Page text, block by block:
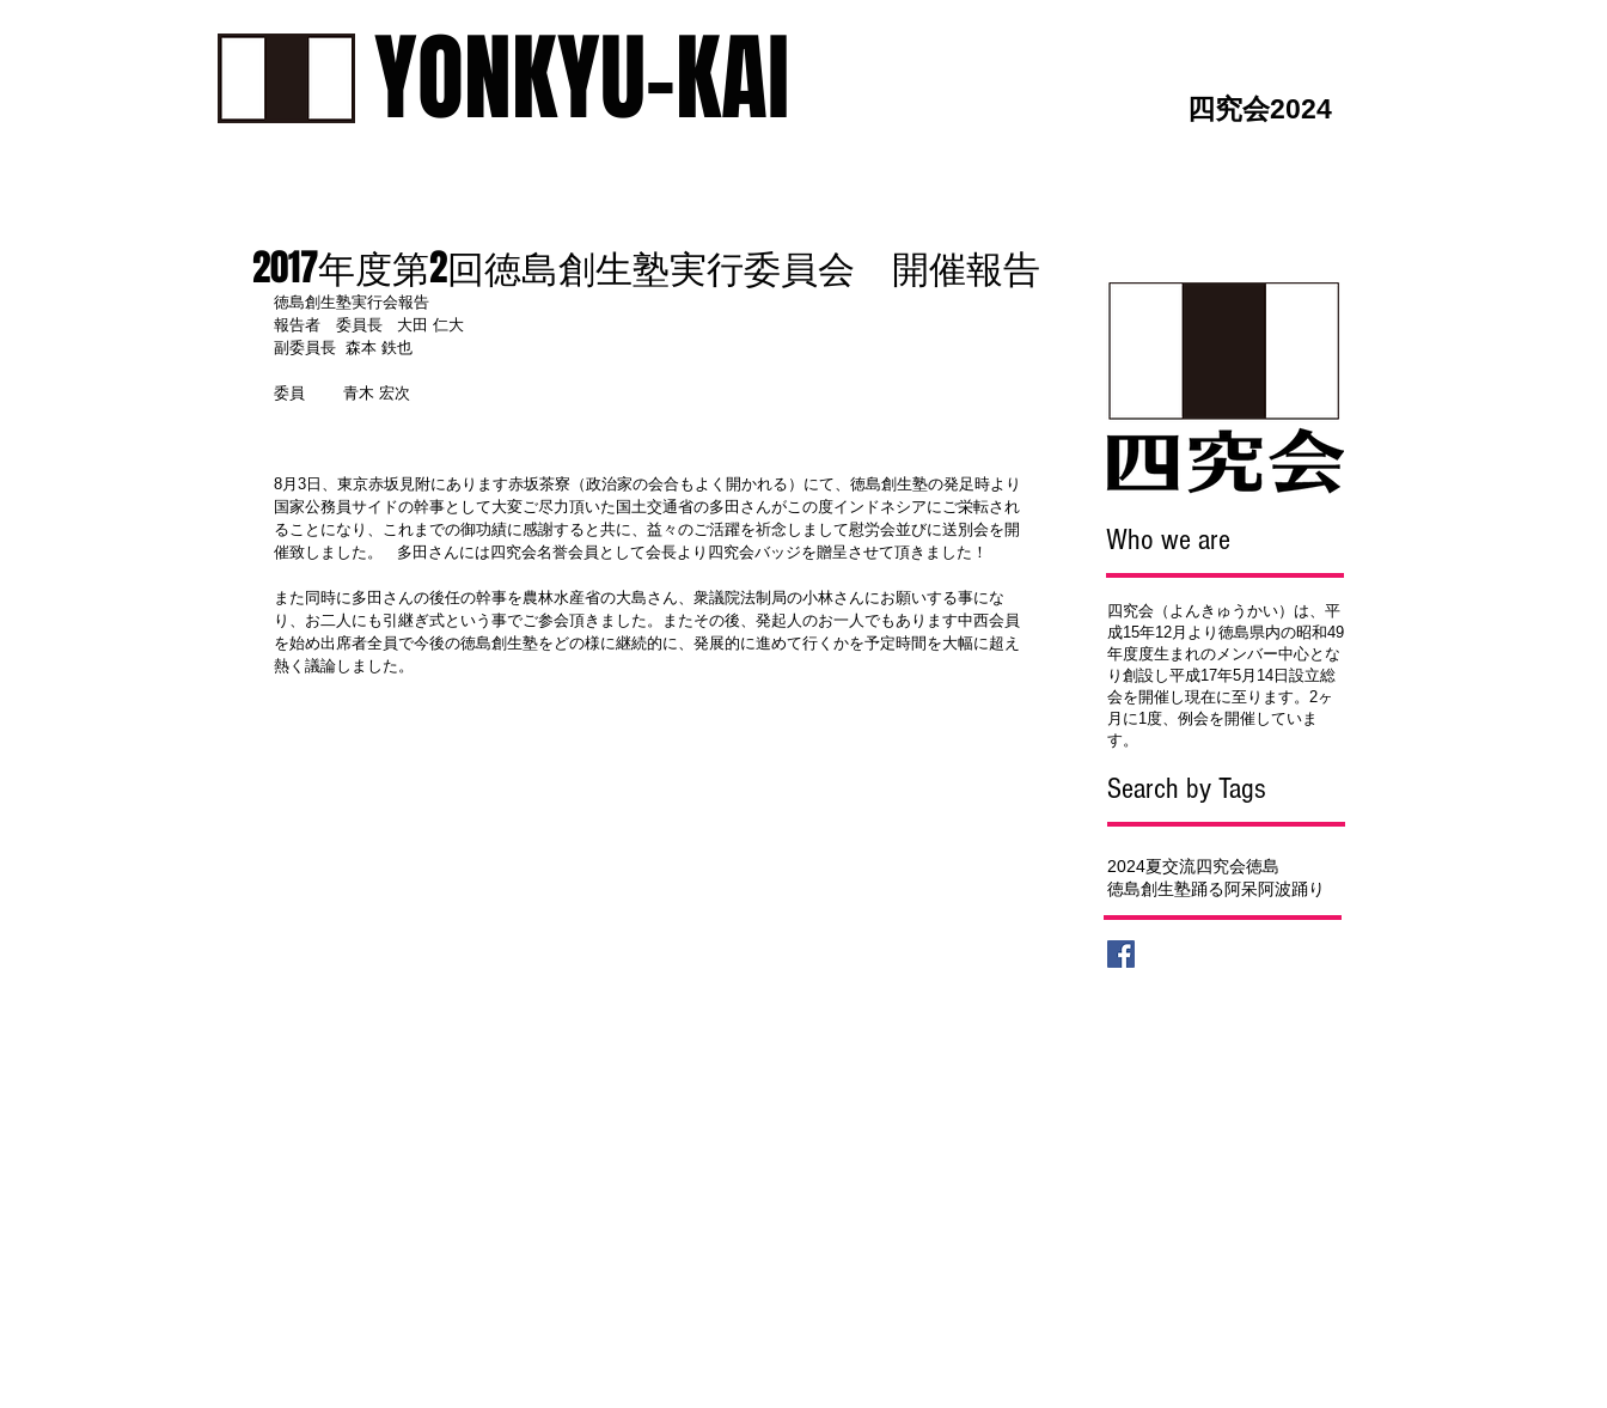
YONKYU-KAI 四究会2024
2017年度第2回徳島創生塾実行委員会 開催報告
徳島創生塾実行会報告
報告者　委員長   大田 仁大
副委員長  森本 鉄也
委員        青木 宏次
8月3日、東京赤坂見附にあります赤坂茶寮（政治家の会合もよく開かれる）にて、徳島創生塾の発足時より
国家公務員サイドの幹事として大変ご尽力頂いた国土交通省の多田さんがこの度インドネシアにご栄転され
ることになり、これまでの御功績に感謝すると共に、益々のご活躍を祈念しまして慰労会並びに送別会を開
催致しました。   多田さんには四究会名誉会員として会長より四究会バッジを贈呈させて頂きました！
また同時に多田さんの後任の幹事を農林水産省の大島さん、衆議院法制局の小林さんにお願いする事にな
り、お二人にも引継ぎ式という事でご参会頂きました。またその後、発起人のお一人でもあります中西会員
を始め出席者全員で今後の徳島創生塾をどの様に継続的に、発展的に進めて行くかを予定時間を大幅に超え
熱く議論しました。
四究会（よんきゅうかい）は、平
成15年12月より徳島県内の昭和49
年度度生まれのメンバー中心とな
り創設し平成17年5月14日設立総
会を開催し現在に至ります。2ヶ
月に1度、例会を開催していま
す。
2024夏交流四究会徳島
徳島創生塾踊る阿呆阿波踊り
Who we are
Search by Tags